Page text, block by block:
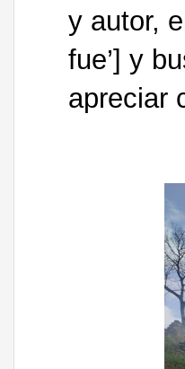
y autor,
fue’] y
apreciar